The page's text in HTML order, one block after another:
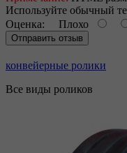
Используйте обычный
Оценка: Плохо
Отправить отзыв
конвейерные ролики
Все виды роликов